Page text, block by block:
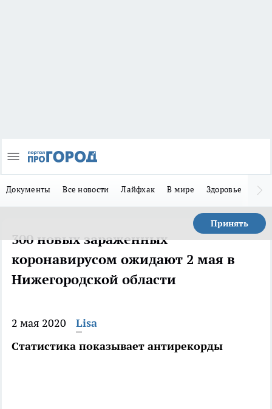
Документы Все новости Лайфхак В мире Здоровье
Принять
300 новых зараженных
коронавирусом ожидают 2 мая в
Нижегородской области
2 мая 2020
Lisa
Статистика показывает антирекорды